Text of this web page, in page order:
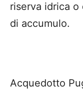
riserva idrica
di accumulo.
Acquedotto